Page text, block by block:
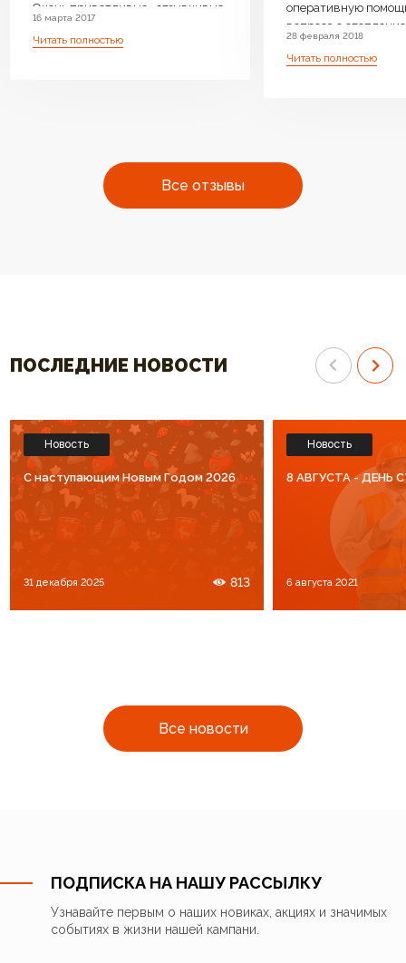
Все отзывы
Очень приветливые , отзывчивые
менеджеры ответили на все
интересующие вопросы, дали
чисто . Оборудование работает
бесшумно.Очень довольны что
выбрали ваш котел. Огромное
16 марта 2017
Читать полностью
оперативную
вопроса с
возможность
замены
очень много людей
одном месте
отопления высокого
28 февраля 2018
Читать полностью
ПОСЛЕДНИЕ НОВОСТИ
Все новости
Новость
C наступающим Новым Годом 2026
31 декабря 2025 813
Новость
8 АВГУСТА - ДЕНЬ
6 августа 2021
ПОДПИСКА НА НАШУ РАССЫЛКУ
Узнавайте первым о наших новиках, акциях и значимых
событиях в жизни нашей кампани.